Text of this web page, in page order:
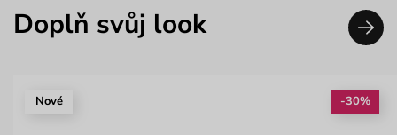
Doplň svůj look
Nové -30%